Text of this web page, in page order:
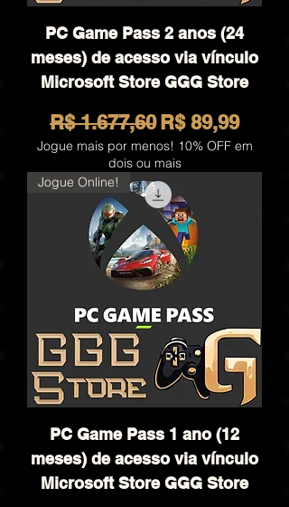
PC Game Pass 2 anos (24
meses) de acesso via vínculo
Microsoft Store GGG Store
Preço normal
R$ 1.677,60Preço
R$ 89,99
Jogue mais por menos! 10% OFF em
dois ou mais
Jogue Online!
PC Game Pass 1 ano (12
meses) de acesso via vínculo
Microsoft Store GGG Store